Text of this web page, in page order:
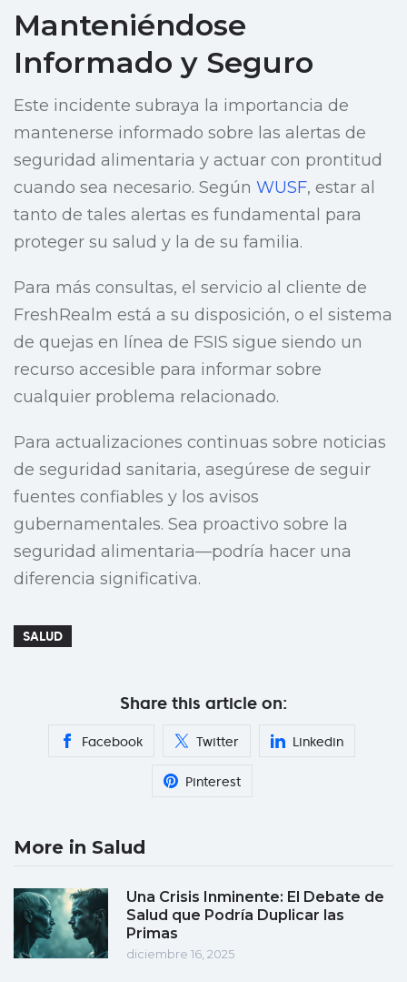
Manteniéndose
Informado y Seguro
Este incidente subraya la importancia de
mantenerse informado sobre las alertas de
seguridad alimentaria y actuar con prontitud
cuando sea necesario. Según WUSF, estar al
tanto de tales alertas es fundamental para
proteger su salud y la de su familia.
Para más consultas, el servicio al cliente de
FreshRealm está a su disposición, o el sistema
de quejas en línea de FSIS sigue siendo un
recurso accesible para informar sobre
cualquier problema relacionado.
Para actualizaciones continuas sobre noticias
de seguridad sanitaria, asegúrese de seguir
fuentes confiables y los avisos
gubernamentales. Sea proactivo sobre la
seguridad alimentaria—podría hacer una
diferencia significativa.
SALUD
Share this article on:
Facebook Twitter Linkedin
Pinterest
More in Salud
Una Crisis Inminente: El Debate de
Salud que Podría Duplicar las
Primas
diciembre 16, 2025